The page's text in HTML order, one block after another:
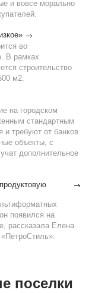
и вовсе морально
во
В рамках
строительство
м2.
на городском
стандартным
и требуют от банков
объекты, с
дополнительное
появился на
рассказала Елена
поселки